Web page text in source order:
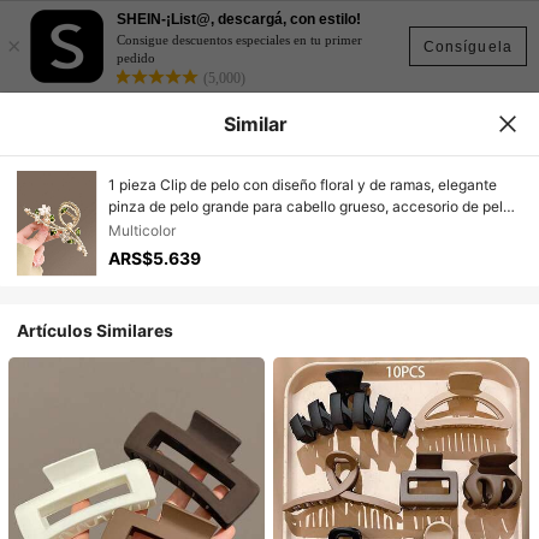
Consíguela
×
SHEIN-¡List@, descargá, con estilo!
Consigue descuentos especiales en tu primer
pedido
(5,000)
Similar
1 pieza Clip de pelo con diseño floral y de ramas, elegante
pinza de pelo grande para cabello grueso, accesorio de pelo
de aleación metálica, pinza de pelo con flor de moda para
primavera/verano
Multicolor
ARS$5.639
Artículos Similares